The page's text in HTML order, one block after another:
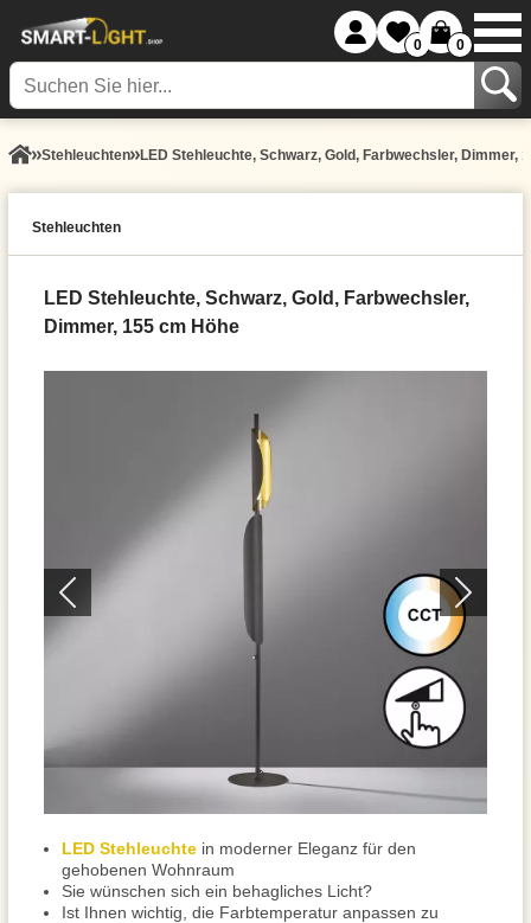
0 0
Stehleuchten LED Stehleuchte, Schwarz, Gold, Farbwechsler, Dimmer,
Stehleuchten
LED Stehleuchte, Schwarz, Gold, Farbwechsler,
Dimmer, 155 cm Höhe
LED Stehleuchte in moderner Eleganz für den
gehobenen Wohnraum
Sie wünschen sich ein behagliches Licht?
Ist Ihnen wichtig, die Farbtemperatur anpassen zu